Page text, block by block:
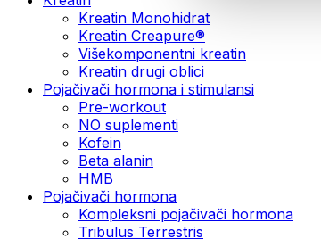
Kreatin Monohidrat
Kreatin Creapure®
Višekomponentni kreatin
Kreatin drugi oblici
Pojačivači hormona i stimulansi
Pre-workout
NO suplementi
Kofein
Beta alanin
HMB
Pojačivači hormona
Kompleksni pojačivači hormona
Tribulus Terrestris